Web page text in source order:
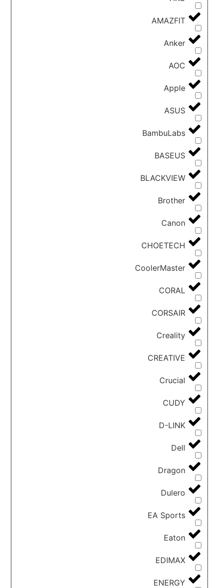
AMAZFIT
Anker
AOC
Apple
ASUS
BambuLabs
BASEUS
BLACKVIEW
Brother
Canon
CHOETECH
CoolerMaster
CORAL
CORSAIR
Creality
CREATIVE
Crucial
CUDY
D-LINK
Dell
Dragon
Dulero
EA Sports
Eaton
EDIMAX
ENERGY